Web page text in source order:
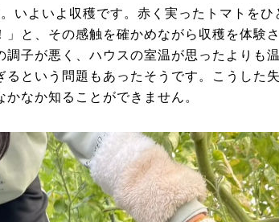
いよいよ収穫です。赤く実ったトマトをひ
」と、その感触を確かめながら収穫を体験
調子が悪く、ハウスの室温が思ったよりも
るという問題もあったそうです。こうした
なか知ることができません。